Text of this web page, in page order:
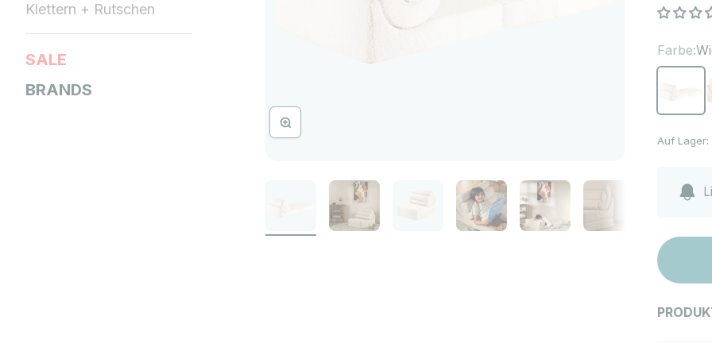
Klettern + Rutschen
SALE
BRANDS
Bild vergrössern
Farbe:
Auf Lager: